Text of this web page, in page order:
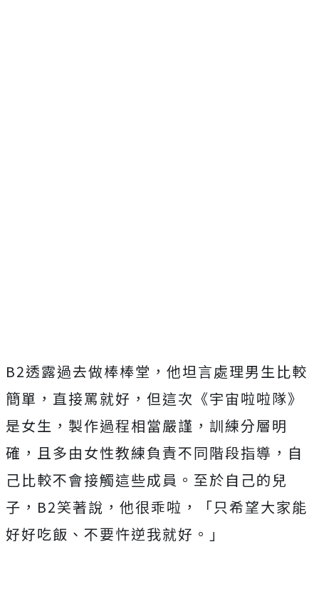
B2透露過去做棒棒堂，他坦言處理男生比較
簡單，直接罵就好，但這次《宇宙啦啦隊》
是女生，製作過程相當嚴謹，訓練分層明
確，且多由女性教練負責不同階段指導，自
己比較不會接觸這些成員。至於自己的兒
子， B2笑著說，他很乖啦，「只希望大家能
好好吃飯、不要忤逆我就好。」